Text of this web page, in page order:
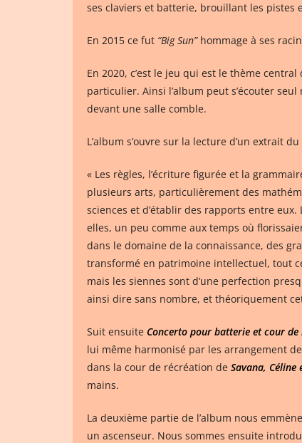
ses claviers et batterie, brouillant les pistes
En 2015 ce fut “Big Sun”hommage à ses
En 2020, c’est le jeu qui est le thème
particulier. Ainsi l’album peut s’écouter
devant une salle comble.
L’album s’ouvre sur la lecture d’un extrait
« Les règles, l’écriture figurée et la
plusieurs arts, particulièrement des
sciences et d’établir des rapports entre
elles, un peu comme aux temps où
dans le domaine de la connaissance, des
transformé en patrimoine intellectuel, tout
mais les siennes sont d’une perfection
ainsi dire sans nombre, et théoriquement
Suit ensuite Concerto pour batterie et cour
lui même harmonisé par les arrangement
dans la cour de récréation de Savana, Céline
mains.
La deuxième partie de l’album nous
un ascenseur. Nous sommes ensuite